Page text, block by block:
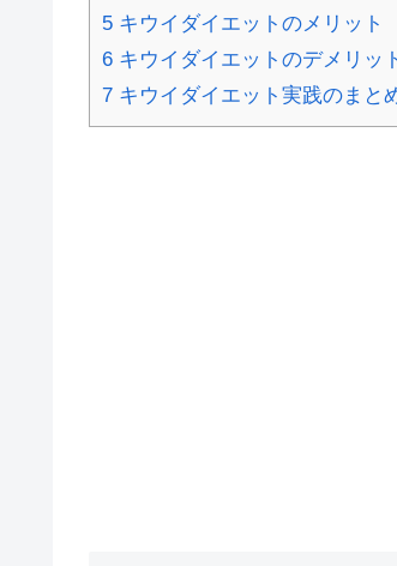
5 キウイダイエットのメリット
6 キウイダイエットのデメリッ
7 キウイダイエット実践のまと